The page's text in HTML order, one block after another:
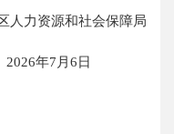
人力资源和社会保障局
2026年7月6日